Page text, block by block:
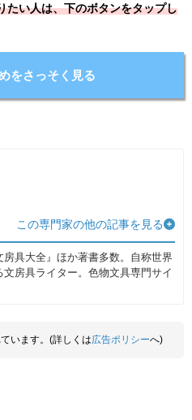
たい人は、下のボタンをタップし
をさっそく見る
この専門家の他の記事を見る
房具大全』ほか著書多数。自称世界
房具ライター。色物文具専門サイ
います。(詳しくは広告ポリシーへ)